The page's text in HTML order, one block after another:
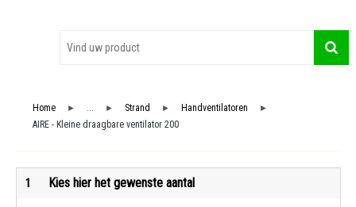
Home ► ... ► Strand ► Handventilatoren ►
AIRE - Kleine draagbare ventilator 200
1 Kies hier het gewenste aantal